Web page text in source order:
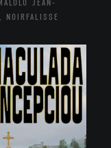
JEAN-
NOIRFALISSE